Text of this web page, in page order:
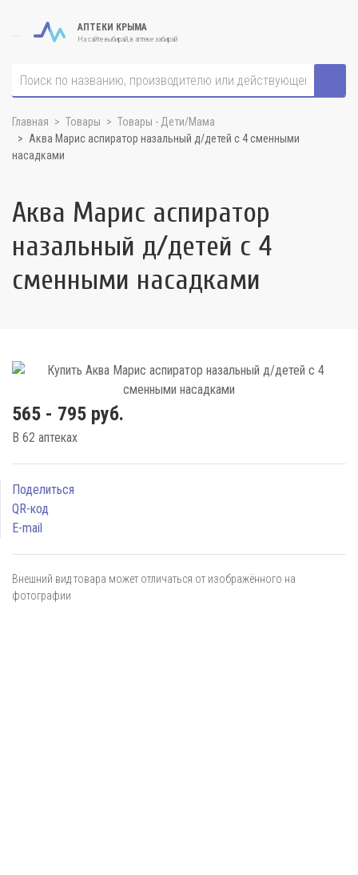
АПТЕКИ КРЫМА
На сайте выбирай, в аптеке забирай
Главная Товары
Товары - Дети/Мама
Аква Марис аспиратор назальный д/детей с 4 сменными
насадками
Аква Марис аспиратор
назальный д/детей с 4
сменными насадками
565 - 795 руб.
В 62 аптеках
Поделиться
QR-код
E-mail
Внешний вид товара может отличаться от изображённого на
фотографии